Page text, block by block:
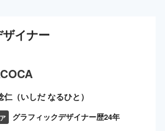
ザイナー
仁（いしだ なるひと）
グラフィックデザイナー歴24年